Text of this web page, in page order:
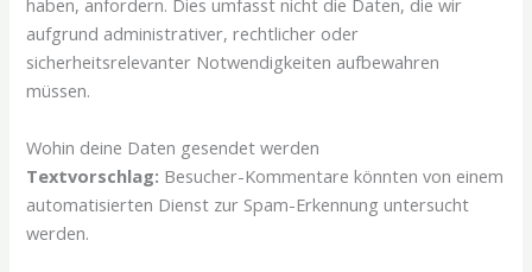
haben, anfordern. Dies umfasst nicht die Daten, die wir
aufgrund administrativer, rechtlicher oder
sicherheitsrelevanter Notwendigkeiten aufbewahren
müssen.
Wohin deine Daten gesendet werden
Textvorschlag: Besucher-Kommentare könnten von einem
automatisierten Dienst zur Spam-Erkennung untersucht
werden.